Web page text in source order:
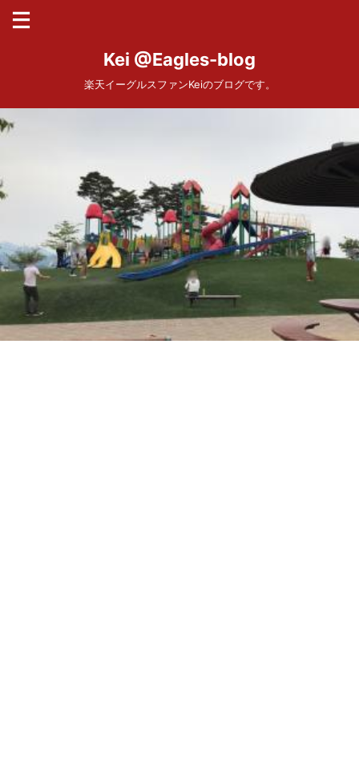
Kei @Eagles-blog
楽天イーグルスファンKeiのブログです。